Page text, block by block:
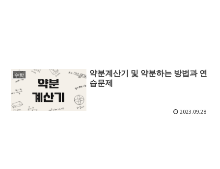
수학
약분계산기 및 약분하는 방법과 연
습문제
2023.09.28